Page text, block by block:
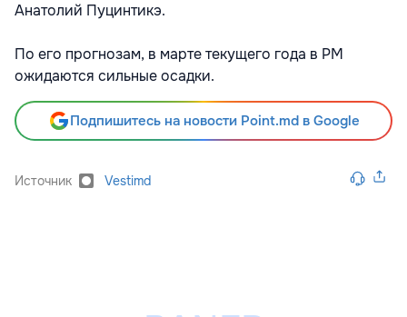
Анатолий Пуцинтикэ.
По его прогнозам, в марте текущего года в РМ
ожидаются сильные осадки.
Подпишитесь на новости Point.md в Google
Источник Vestimd